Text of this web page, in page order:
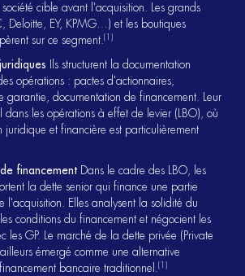
cible avant l'acquisition. Les grands
Deloitte, EY, KPMG…) et les boutiques
sur ce segment.(1)
Ils structurent la documentation
opérations : pactes d'actionnaires,
garantie, documentation de financement. Leur
dans les opérations à effet de levier (LBO), où
juridique et financière est particulièrement
financementDans le cadre des LBO, les
la dette senior qui finance une partie
l'acquisition. Elles analysent la solidité du
conditions du financement et négocient les
les GP. Le marché de la dette privée (Private
émergé comme une alternative
bancaire traditionnel.(1)